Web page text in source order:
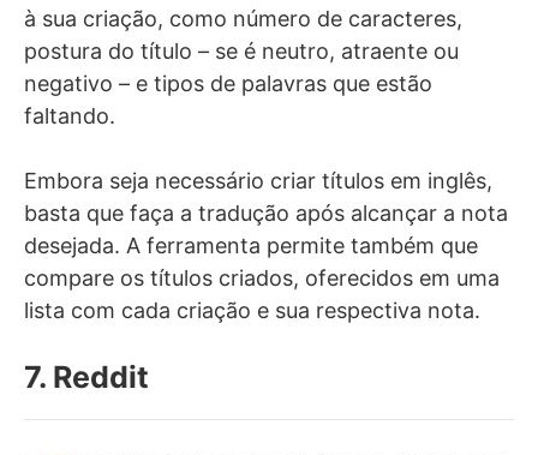
à sua criação, como número de caracteres,
postura do título – se é neutro, atraente ou
negativo – e tipos de palavras que estão
faltando.
Embora seja necessário criar títulos em inglês,
basta que faça a tradução após alcançar a nota
desejada. A ferramenta permite também que
compare os títulos criados, oferecidos em uma
lista com cada criação e sua respectiva nota.
7. Reddit